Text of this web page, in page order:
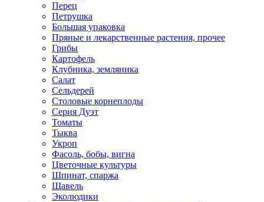
Перец
Петрушка
Большая упаковка
Пряные и лекарственные растения, прочее
Грибы
Картофель
Клубника, земляника
Салат
Сельдерей
Столовые корнеплоды
Серия Дуэт
Томаты
Тыква
Укроп
Фасоль, бобы, вигна
Цветочные культуры
Шпинат, спаржа
Щавель
Эколюдики